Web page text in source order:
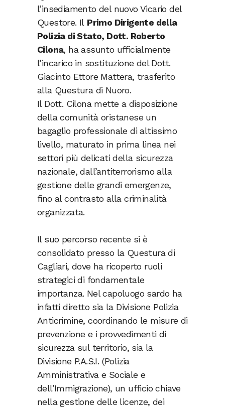
l’insediamento del nuovo Vicario del
Questore. Il Primo Dirigente della
Polizia di Stato, Dott. Roberto
Cilona, ha assunto ufficialmente
l’incarico in sostituzione del Dott.
Giacinto Ettore Mattera, trasferito
alla Questura di Nuoro.
Il Dott. Cilona mette a disposizione
della comunità oristanese un
bagaglio professionale di altissimo
livello, maturato in prima linea nei
settori più delicati della sicurezza
nazionale, dall’antiterrorismo alla
gestione delle grandi emergenze,
fino al contrasto alla criminalità
organizzata.
Il suo percorso recente si è
consolidato presso la Questura di
Cagliari, dove ha ricoperto ruoli
strategici di fondamentale
importanza. Nel capoluogo sardo ha
infatti diretto sia la Divisione Polizia
Anticrimine, coordinando le misure di
prevenzione e i provvedimenti di
sicurezza sul territorio, sia la
Divisione P.A.S.I. (Polizia
Amministrativa e Sociale e
dell’Immigrazione), un ufficio chiave
nella gestione delle licenze, dei